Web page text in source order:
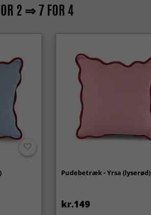
2 ⇒ 7 FOR 4
Pudebetræk - Yrsa (lyserød)
kr.149